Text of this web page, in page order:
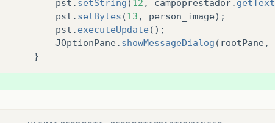
pst . setString (12 , campoprestador. getText
pst . setBytes (13 , person_image);
pst . executeUpdate();
JOptionPane. showMessageDialog ( rootPane,
}